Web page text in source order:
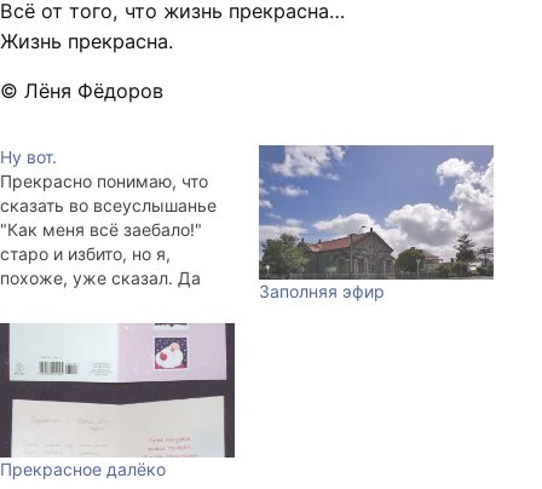
Всё от того, что жизнь прекрасна…
Жизнь прекрасна.
© Лёня Фёдоров
Ну вот.
Прекрасно понимаю, что
сказать во всеуслышанье
"Как меня всё заебало!"
старо и избито, но я,
похоже, уже сказал. Да
Заполняя эфир
Прекрасное далёко